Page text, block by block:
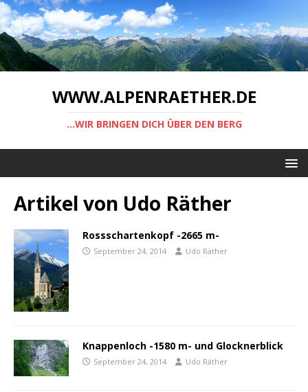
WWW.ALPENRAETHER.DE
...WIR BRINGEN DICH ÜBER DEN BERG
Artikel von Udo Räther
Rossschartenkopf -2665 m-
September 24, 2014 Udo Räther
Knappenloch -1580 m- und Glocknerblick
September 24, 2014 Udo Räther